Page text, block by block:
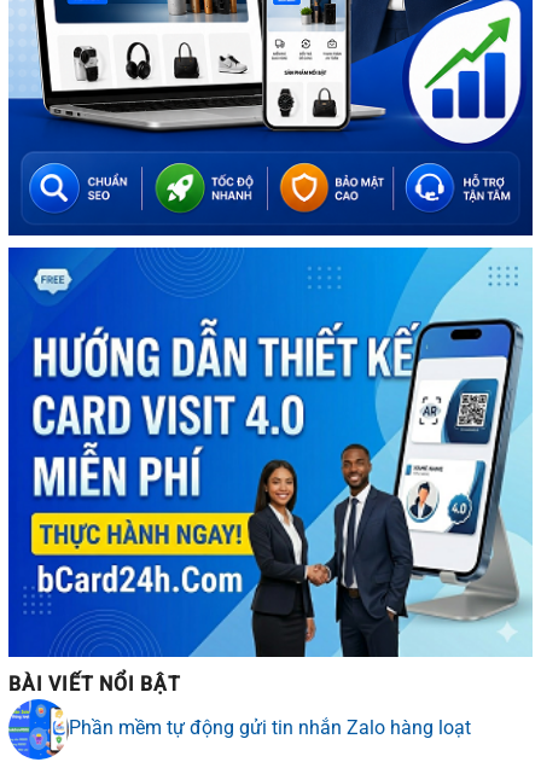
BÀI VIẾT NỔI BẬT
Phần mềm tự động gửi tin nhắn Zalo hàng loạt